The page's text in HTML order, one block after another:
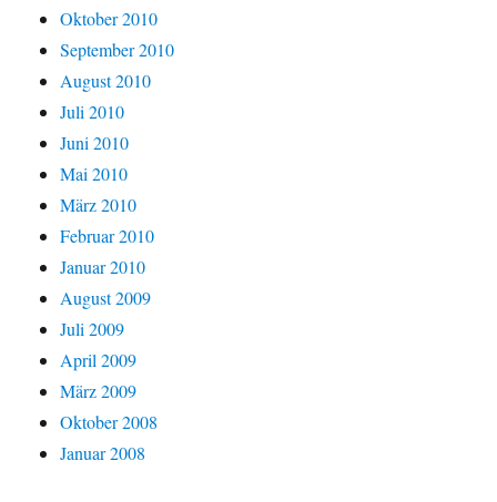
Oktober 2010
September 2010
August 2010
Juli 2010
Juni 2010
Mai 2010
März 2010
Februar 2010
Januar 2010
August 2009
Juli 2009
April 2009
März 2009
Oktober 2008
Januar 2008